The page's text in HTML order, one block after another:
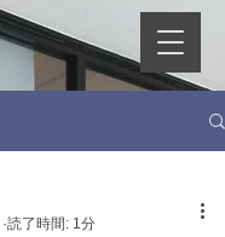
読了時間: 1分